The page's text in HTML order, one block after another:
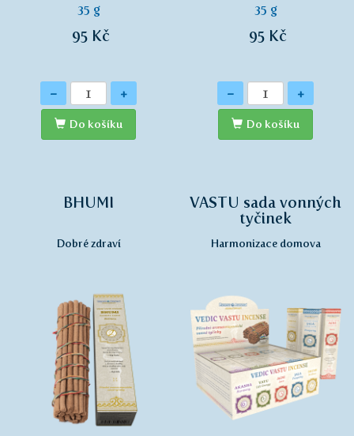
35 g
95 Kč
Množství
- +
Do košíku
35 g
95 Kč
Množství
- +
Do košíku
BHUMI
Dobré zdraví
VASTU sada vonných
tyčinek
Harmonizace domova